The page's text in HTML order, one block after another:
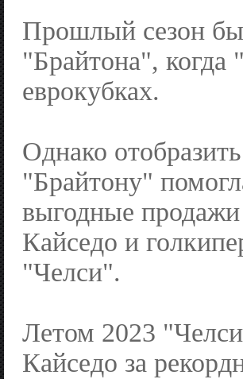
Прошлый сезон
"Брайтона", когда
еврокубках.
Однако
"Брайтону"
выгодные
Кайседо и
"Челси".
Летом 2023
Кайседо за